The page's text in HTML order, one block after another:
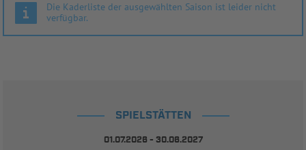
Die Kaderliste der ausgewählten Saison ist leider nicht
verfügbar.
SPIELSTÄTTEN
01.07.2026 - 30.06.2027